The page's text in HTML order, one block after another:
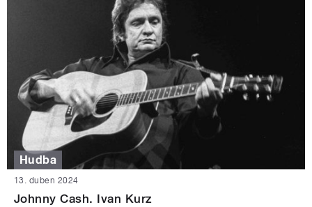
Hudba
13. duben 2024
Johnny Cash. Ivan Kurz